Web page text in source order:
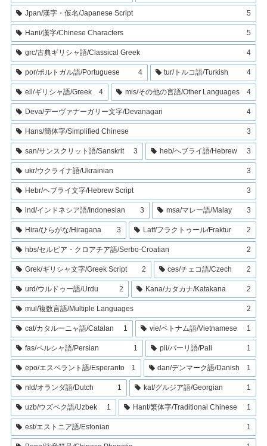
Jpan/漢字・仮名/Japanese Script 5
Hani/漢字/Chinese Characters 5
grc/古典ギリシャ語/Classical Greek 4
por/ポルトガル語/Portuguese 4 tur/トルコ語/Turkish 4
ell/ギリシャ語/Greek 4 mis/その他の言語/Other Languages 4
Deva/デーヴァナーガリー文字/Devanagari 4
Hans/簡体字/Simplified Chinese 3
san/サンスクリット語/Sanskrit 3 heb/ヘブライ語/Hebrew 3
ukr/ウクライナ語/Ukrainian 3
Hebr/ヘブライ文字/Hebrew Script 3
ind/インドネシア語/Indonesian 3 msa/マレー語/Malay 3
Hira/ひらがな/Hiragana 3 Latf/フラクトゥール/Fraktur 2
hbs/セルビア・クロアチア語/Serbo-Croatian 2
Grek/ギリシャ文字/Greek Script 2 ces/チェコ語/Czech 2
urd/ウルドゥー語/Urdu 2 Kana/カタカナ/Katakana 2
mul/複数言語/Multiple Languages 2
cat/カタルーニャ語/Catalan 1 vie/ベトナム語/Vietnamese 1
fas/ペルシャ語/Persian 1 pli/パーリ語/Pali 1
epo/エスペラント語/Esperanto 1 dan/デンマーク語/Danish 1
nld/オランダ語/Dutch 1 kat/グルジア語/Georgian 1
uzb/ウズベク語/Uzbek 1 Hant/繁体字/Traditional Chinese 1
est/エストニア語/Estonian 1